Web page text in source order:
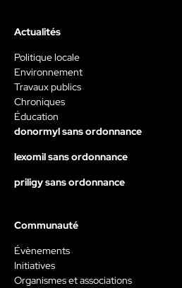
Actualités
Politique locale
Environnement
Travaux publics
Chroniques
Éducation
donormyl sans ordonnance
lexomil sans ordonnance
priligy sans ordonnance
Communauté
Évènements
Initiatives
Organismes et associations